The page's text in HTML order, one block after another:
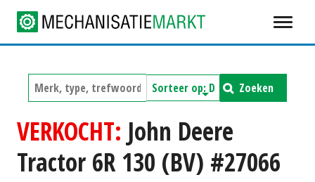
Zoeken
VERKOCHT: John Deere
Tractor 6R 130 (BV) #27066